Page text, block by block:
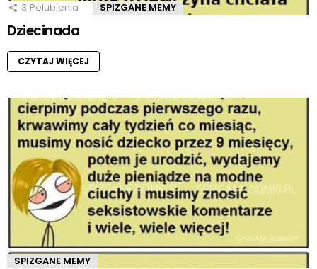
3 Polubienia SPIZGANE MEMY
Dziecinada
CZYTAJ WIĘCEJ
SPIZGANE MEMY